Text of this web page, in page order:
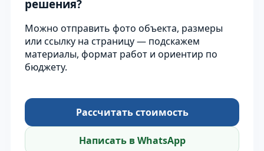
решения?
Можно отправить фото объекта, размеры
или ссылку на страницу — подскажем
материалы, формат работ и ориентир по
бюджету.
Рассчитать стоимость
Написать в WhatsApp